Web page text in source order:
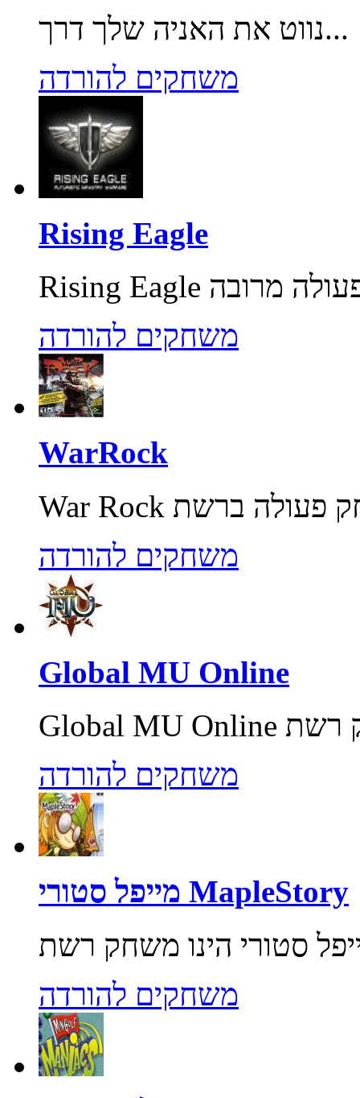
נווט את האניה שלך דרך...
משחקים להורדה
Rising Eagle
משחקים להורדה
WarRock
משחקים להורדה
Global MU Online
משחקים להורדה
מייפל סטורי MapleStory
משחקים להורדה